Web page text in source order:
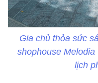
Gia chủ thỏa sức
shophouse
lịch